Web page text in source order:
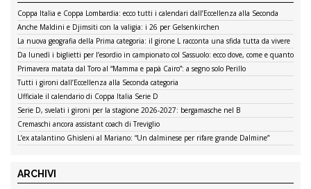
Coppa Italia e Coppa Lombardia: ecco tutti i calendari dall’Eccellenza alla Seconda
Anche Maldini e Djimsiti con la valigia: i 26 per Gelsenkirchen
La nuova geografia della Prima categoria: il girone L racconta una sfida tutta da vivere
Da lunedì i biglietti per l’esordio in campionato col Sassuolo: ecco dove, come e quanto
Primavera matata dal Toro al “Mamma e papà Cairo”: a segno solo Perillo
Tutti i gironi dall’Eccellenza alla Seconda categoria
Ufficiale il calendario di Coppa Italia Serie D
Serie D, svelati i gironi per la stagione 2026-2027: bergamasche nel B
Cremaschi ancora assistant coach di Treviglio
L’ex atalantino Ghisleni al Mariano: “Un dalminese per rifare grande Dalmine”
ARCHIVI